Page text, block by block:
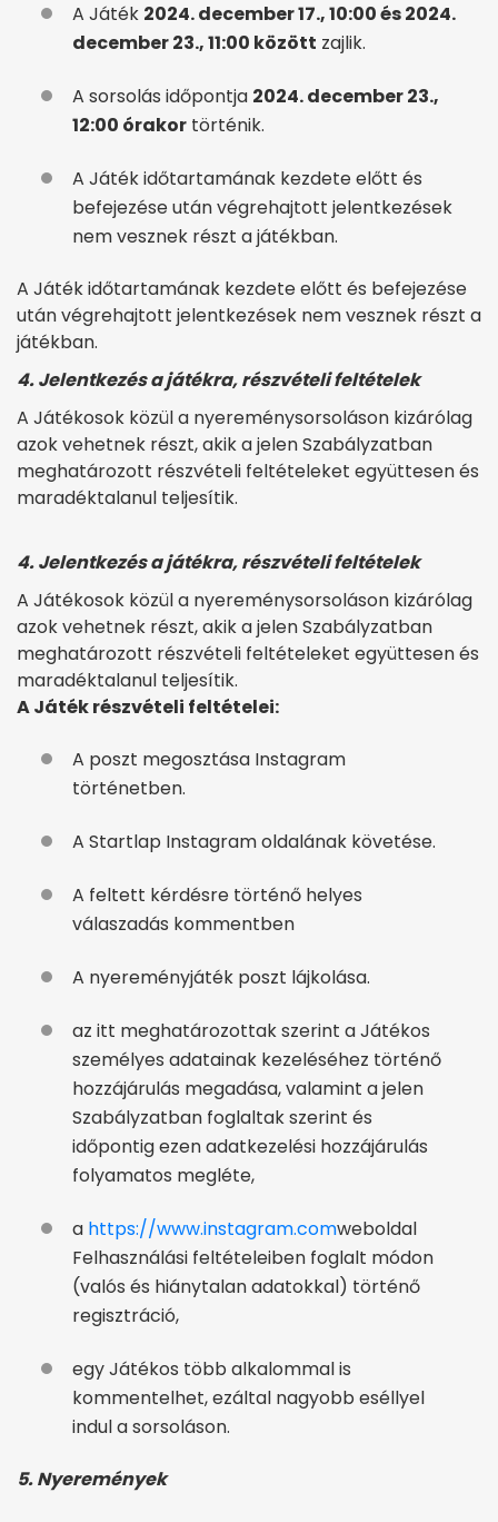
A Játék 2024. december 17., 10:00 és 2024.
december 23., 11:00 között zajlik.
A sorsolás időpontja 2024. december 23.,
12:00 órakor történik.
A Játék időtartamának kezdete előtt és
befejezése után végrehajtott jelentkezések
nem vesznek részt a játékban.
A Játék időtartamának kezdete előtt és befejezése
után végrehajtott jelentkezések nem vesznek részt a
játékban.
4. Jelentkezés a játékra, részvételi feltételek
A Játékosok közül a nyereménysorsoláson kizárólag
azok vehetnek részt, akik a jelen Szabályzatban
meghatározott részvételi feltételeket együttesen és
maradéktalanul teljesítik.
4. Jelentkezés a játékra, részvételi feltételek
A Játékosok közül a nyereménysorsoláson kizárólag
azok vehetnek részt, akik a jelen Szabályzatban
meghatározott részvételi feltételeket együttesen és
maradéktalanul teljesítik.
A Játék részvételi feltételei:
A poszt megosztása Instagram
történetben.
A Startlap Instagram oldalának követése.
A feltett kérdésre történő helyes
válaszadás kommentben
A nyereményjáték poszt lájkolása.
az itt meghatározottak szerint a Játékos
személyes adatainak kezeléséhez történő
hozzájárulás megadása, valamint a jelen
Szabályzatban foglaltak szerint és
időpontig ezen adatkezelési hozzájárulás
folyamatos megléte,
a https://www.instagram.comweboldal
Felhasználási feltételeiben foglalt módon
(valós és hiánytalan adatokkal) történő
regisztráció,
egy Játékos több alkalommal is
kommentelhet, ezáltal nagyobb eséllyel
indul a sorsoláson.
5. Nyeremények